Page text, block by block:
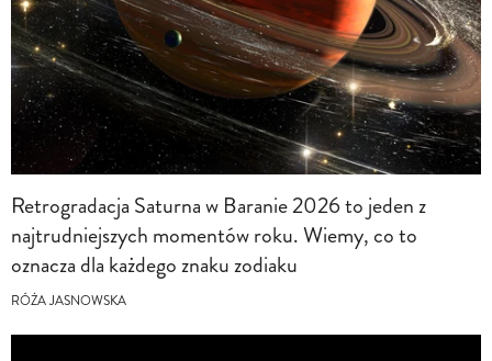
Retrogradacja Saturna w Baranie 2026 to jeden z
najtrudniejszych momentów roku. Wiemy, co to
oznacza dla każdego znaku zodiaku
RÓŻA JASNOWSKA